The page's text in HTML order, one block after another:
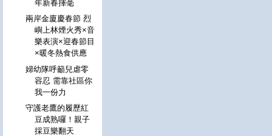
年新春揮毫
兩岸金廈慶春節 烈
嶼上林煙火秀×音
樂表演×迎春節目
×暖冬熱食供應
婦幼隊呼籲兒虐零
容忍 需靠社區你
我一份力
守護老鷹的履歷紅
豆成熟囉！親子
採豆樂翻天